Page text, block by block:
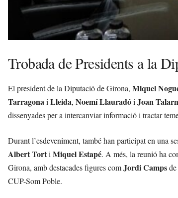
Trobada de Presidents a la
El president de la Diputació de Girona, Miquel
Tarragonai Lleida, Noemí Llauradói Joan Talarn
dissenyades per a intercanviar informació i tractar
Durant l’esdeveniment, també han participat en una
Albert Torti Miquel Estapé. A més, la reunió ha
Girona, amb destacades figures comJordi Camps
CUP-Som Poble.